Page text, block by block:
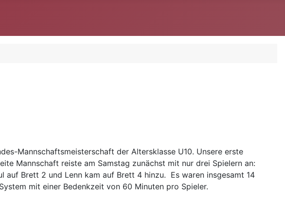
Mannschaftsmeisterschaft der Altersklasse U10. Unsere erste
Mannschaft reiste am Samstag zunächst mit nur drei Spielern an:
auf Brett 2 und Lenn kam auf Brett 4 hinzu. Es waren insgesamt 14
mit einer Bedenkzeit von 60 Minuten pro Spieler.